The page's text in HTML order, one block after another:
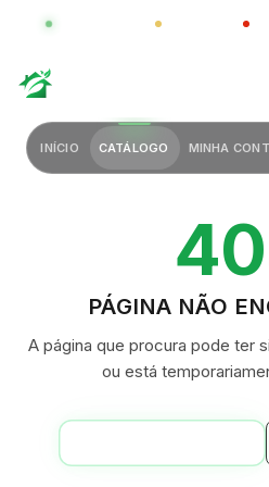
GLOBAL
INÍCIO CATÁLOGO MINHA
PÁGINA NÃO
A página que procura pode ter
ou está